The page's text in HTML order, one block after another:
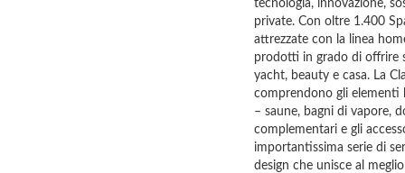
tecnologia, innovazione,
private. Con oltre 1.400
attrezzate con la linea
prodotti in grado di offrire
yacht, beauty e casa. La
comprendono gli elementi
– saune, bagni di vapore,
complementari e gli
importantissima serie di
design che unisce al